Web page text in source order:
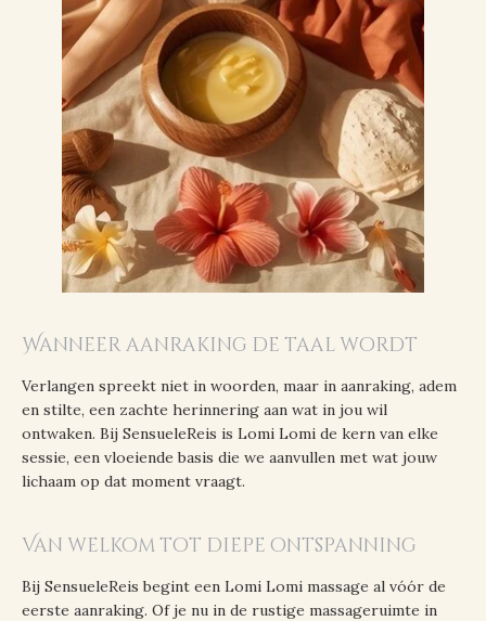
Wanneer aanraking de taal wordt
Verlangen spreekt niet in woorden, maar in aanraking, adem
en stilte, een zachte herinnering aan wat in jou wil
ontwaken. Bij SensueleReis is Lomi Lomi de kern van elke
sessie, een vloeiende basis die we aanvullen met wat jouw
lichaam op dat moment vraagt.
Van welkom tot diepe ontspanning
Bij SensueleReis begint een Lomi Lomi massage al vóór de
eerste aanraking. Of je nu in de rustige massageruimte in